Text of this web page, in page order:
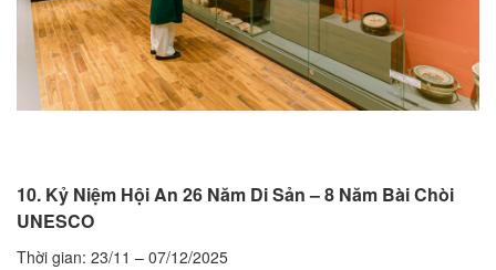
10. Kỷ Niệm Hội An 26 Năm Di Sản – 8 Năm Bài Chòi
UNESCO
Thời gian: 23/11 – 07/12/2025